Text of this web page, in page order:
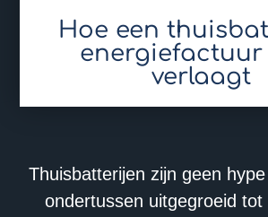
Hoe een
energiefactuur
verlaagt
Thuisbatterijen zijn geen
ondertussen uitgegroeid